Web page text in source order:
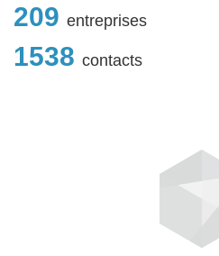
209 entreprises
1538 contacts